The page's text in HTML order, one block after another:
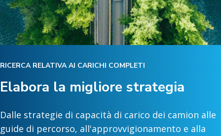
RICERCA RELATIVA AI CARICHI COMPLETI
Elabora la migliore strategia
Dalle strategie di capacità di carico dei camion alle
guide di percorso, all'approvvigionamento e alla